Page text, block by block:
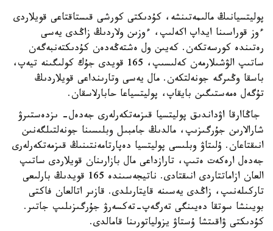
پوليتسيانىڭ مالىمەتىنشە، كۇدىكتى كورشى قىستاقتاعى قويلاردى
ءوز قوراسىنا ايداپ اكەلىپ، ءوزىن ولاردىڭ زاڭدى يەسى
رەتىندە كورسەتكەن. كەيىن ول ەشتەڭەدەن كۇدىكتەنبەگەن
ساتىپ الۋشىلارمەن كەلىسىپ، 165 قويدى جۇك كولىگىنە تيەپ،
باسقا وڭىرگە جونەلتكەن. مال يەسى وتارىنداعى قويلاردىڭ
تۇگەل ەمەستىگىن بايقاپ، پوليتسياعا حابارلاسقان.
جاڭاارقا اۋداندىق پوليتسيا قىزمەتكەرلەرى جەدەل- ىزدەستىرۋ
شارالارىن جۇرگىزىپ، مالدىڭ جامبىل وبلىسىنا جونەلتىلگەنىن
انىقتاعان. ۇلىتاۋ وبلىسى پوليتسيا دەپارتامەنتىنىڭ قىزمەتكەرلەرى
جەدەل ارەكەت ەتىپ، تارازداعى مال بازارىنان قويلاردى ساتىپ
العان ازاماتتاردى انىقتادى. ناتيجەسىندە 165 قويدىڭ بارلىعى
تاركىلەنىپ، زاڭدى يەسىنە قايتارىلدى. قازىر اتالعان فاكتى
بويىنشا سوتقا دەيىنگى تەرگەپ-تەكسەرۋ جۇرگىزىلىپ جاتىر.
كۇدىكتى ۋاقىتشا ۇستاۋ يزولياتورىنا قامالدى.